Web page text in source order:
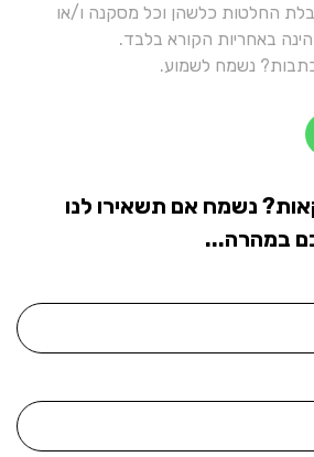
החלטות כלשהן וכל מסקנה ו/או
באחריות הקורא בלבד.
נשמח לשמוע.
נשמח אם תשאירו לנו
במהרה...